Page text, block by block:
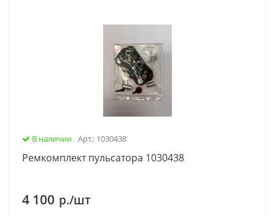
В наличии Арт.: 1030438
Ремкомплект пульсатора 1030438
4 100 р./шт